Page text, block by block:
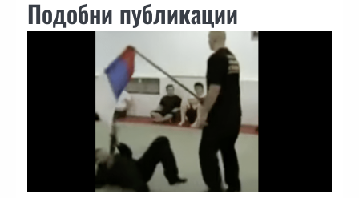
Подобни публикации